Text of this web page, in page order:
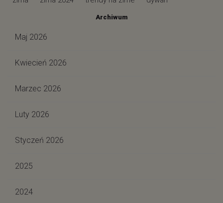
Archiwum
Maj 2026
Kwiecień 2026
Marzec 2026
Luty 2026
Styczeń 2026
2025
2024